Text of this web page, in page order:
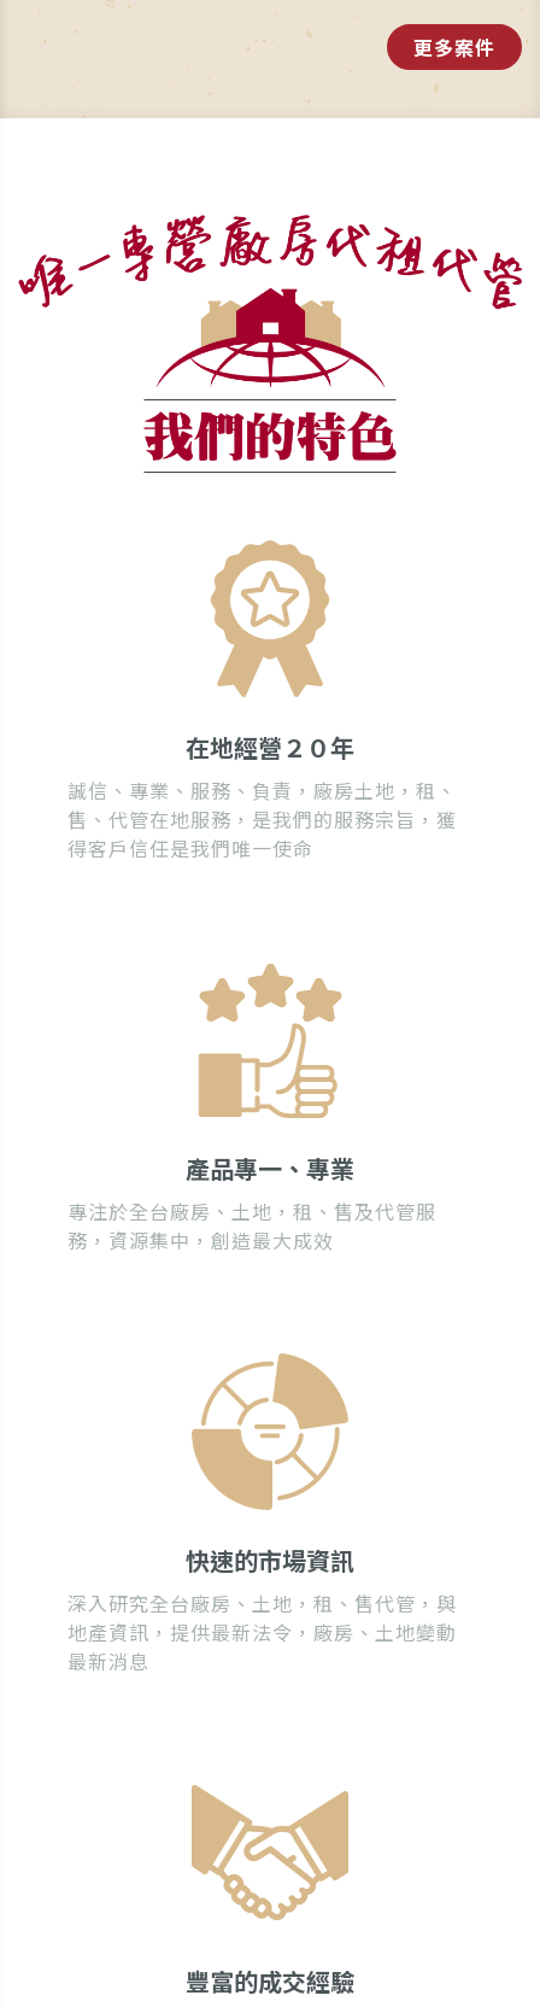
更多案件
在地經營２０年
誠信、專業、服務、負責，廠房土地，租、
售、代管在地服務，是我們的服務宗旨，獲
得客戶信任是我們唯一使命
產品專一、專業
專注於全台廠房、土地，租、售及代管服
務，資源集中，創造最大成效
快速的市場資訊
深入研究全台廠房、土地，租、售代管，與
地產資訊，提供最新法令，廠房、土地變動
最新消息
豐富的成交經驗